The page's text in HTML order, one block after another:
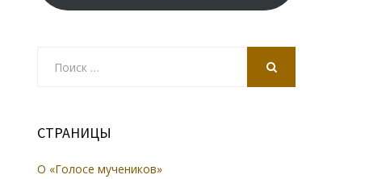
СТРАНИЦЫ
О «Голосе мучеников»